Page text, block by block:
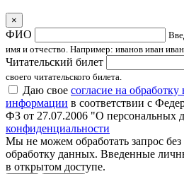
×
ФИО
имя и отчество. Например: иванов иван
Читательский билет
своего читательского билета.
Даю свое согласие на
информации в соответствии с
ФЗ от 27.07.2006 "О персональных
конфиденциальности
Мы не можем обработать запрос без
обработку данных. Введенные
в открытом доступе.